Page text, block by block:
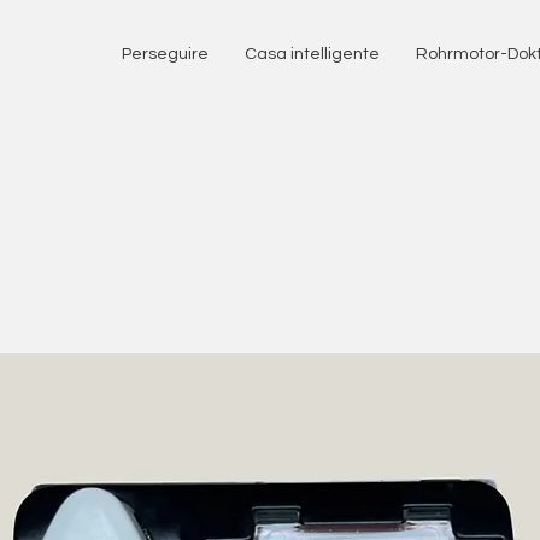
Perseguire Casa intelligente Rohrmotor-